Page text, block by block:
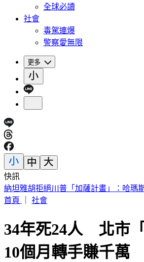
全球必讀
社會
毒駕連爆
警察愛無限
更多
快訊
SBS歌謠大戰／壓軸Stray Kids太炸 全場
首頁
社會
34年死24人 北市「
10個月轉手賺千萬